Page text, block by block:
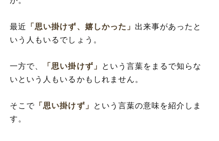
最近 「思い掛けず、嬉しかった」 出来事があったと
いう人もいるでしょう。
一方で、 「思い掛けず」
という言葉をまるで知らな
いという人もいるかもしれません。
そこで 「思い掛けず」
という言葉の意味を紹介しま
す。